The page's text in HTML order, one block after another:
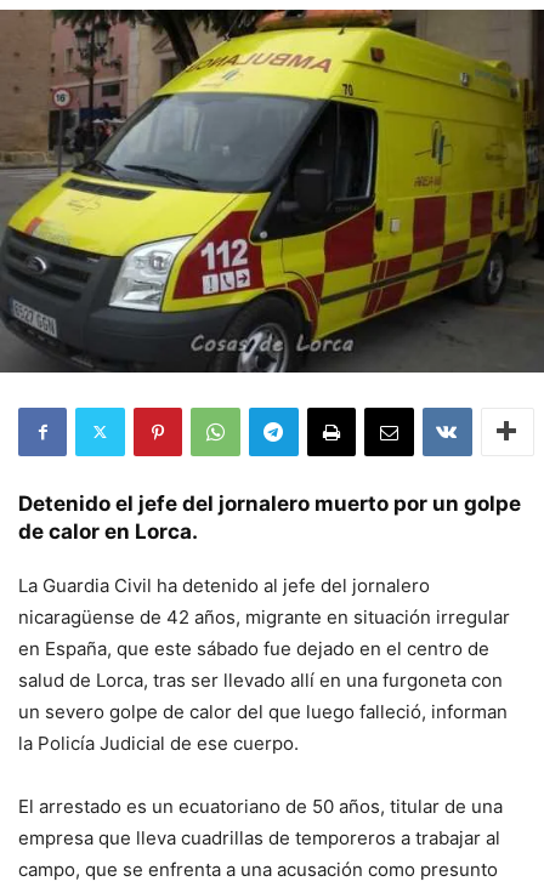
Detenido el jefe del jornalero muerto por un golpe
de calor en Lorca.
La Guardia Civil ha detenido al jefe del jornalero
nicaragüense de 42 años, migrante en situación irregular
en España, que este sábado fue dejado en el centro de
salud de Lorca, tras ser llevado allí en una furgoneta con
un severo golpe de calor del que luego falleció, informan
la Policía Judicial de ese cuerpo.
El arrestado es un ecuatoriano de 50 años, titular de una
empresa que lleva cuadrillas de temporeros a trabajar al
campo, que se enfrenta a una acusación como presunto